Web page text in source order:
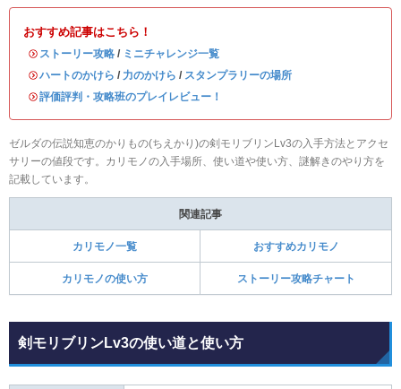
おすすめ記事はこちら！
・ ストーリー攻略 / ミニチャレンジ一覧
・ハートのかけら / 力のかけら / スタンプラリーの場所
・評価評判・攻略班のプレイレビュー！
ゼルダの伝説知恵のかりもの(ちえかり)の剣モリブリンLv3の入手方法とアクセ
サリーの値段です。カリモノの入手場所、使い道や使い方、謎解きのやり方を
記載しています。
関連記事
カリモノ一覧 おすすめカリモノ
カリモノの使い方 ストーリー攻略チャート
剣モリブリンLv3の使い道と使い方